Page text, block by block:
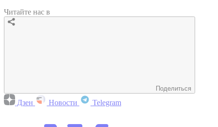
Читайте нас в
Поделиться
Дзен Новости Telegram